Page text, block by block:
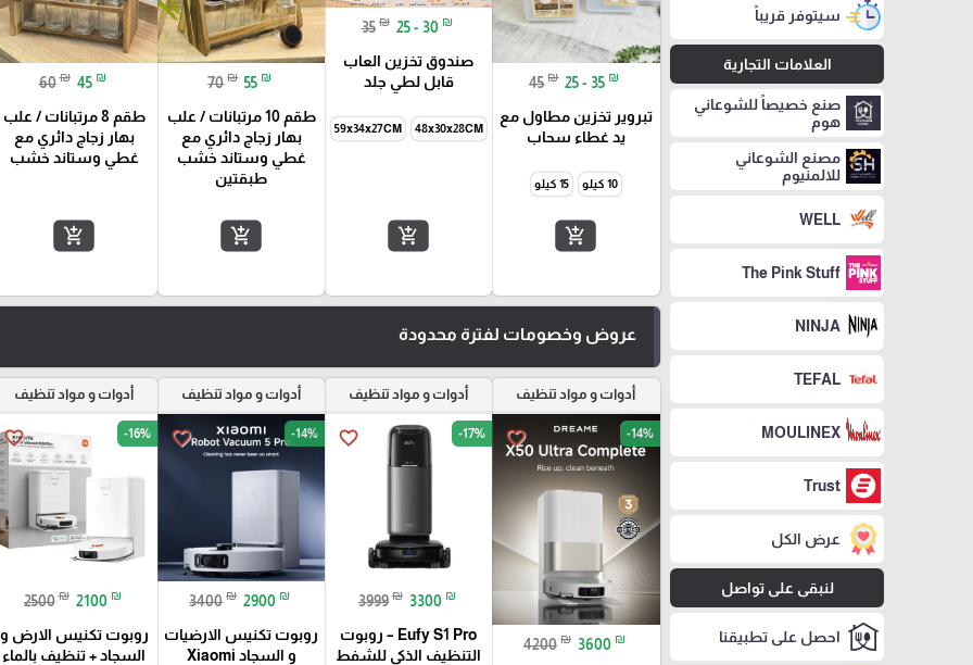
سيتوفر قريباً
العلامات التجارية
صنع خصيصاً للشوعاني
هوم
مصنع الشوعاني
للالمنيوم
WELL
The Pink Stuff
NINJA
TEFAL
MOULINEX
Trust
عرض الكل
لنبقى على تواصل
احصل على تطبيقنا
45 ₪ 25 - 35 ₪
تبروير تخزين مطاول مع
يد غطاء سحاب
10 كيلو 15 كيلو
add_shopping_cart
35 ₪ 25 - 30 ₪
صندوق تخزين العاب
قابل لطي جلد
48x30x28CM
59x34x27CM
add_shopping_cart
70 ₪ 55 ₪
طقم 10 مرتبانات / علب
بهار زجاج دائري مع
غطي وستاند خشب
طبقتين
add_shopping_cart
60 ₪ 45 ₪
طقم 8 مرتبانات / علب
بهار زجاج دائري مع
غطي وستاند خشب
add_shopping_cart
عروض وخصومات لفترة محدودة
أدوات و مواد تنظيف
favorite_border -14%
4200 ₪ 3600 ₪
أدوات و مواد تنظيف
favorite_border -17%
3999 ₪ 3300 ₪
Eufy S1 Pro – روبوت
التنظيف الذكي للشفط
أدوات و مواد تنظيف
favorite_border -14%
3400 ₪ 2900 ₪
روبوت تكنيس الارضيات
و السجاد Xiaomi
أدوات و مواد تنظيف
favorite_border -16%
2500 ₪ 2100 ₪
روبوت تكنيس الارض و
السجاد + تنظيف بالماء